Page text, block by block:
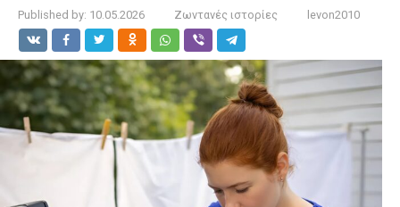
Published by: 10.05.2026 Ζωντανές ιστορίες levon2010